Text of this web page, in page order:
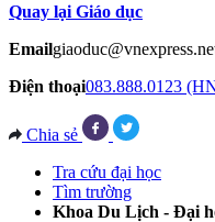
Quay lại Giáo dục
Email
Điện thoại083.888.0123
Chia sẻ
Tra cứu đại học
Tìm trường
Khoa Du Lịch - Đại